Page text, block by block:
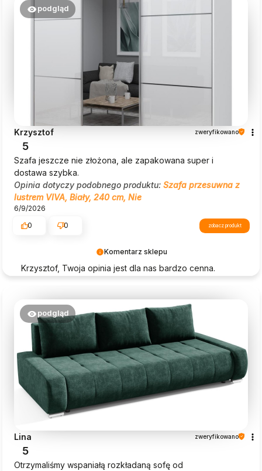
Komentarz sklepu
Krzysztof, Twoja opinia jest dla nas bardzo cenna.
podgląd
Krzysztof zweryfikowano
5
Szafa jeszcze nie złożona, ale zapakowana super i
dostawa szybka.
Opinia dotyczy podobnego produktu: Szafa przesuwna z
lustrem VIVA, Biały, 240 cm, Nie
6/9/2026
0
0 zobacz produkt
podgląd
Lina zweryfikowano
5
Otrzymaliśmy wspaniałą rozkładaną sofę od